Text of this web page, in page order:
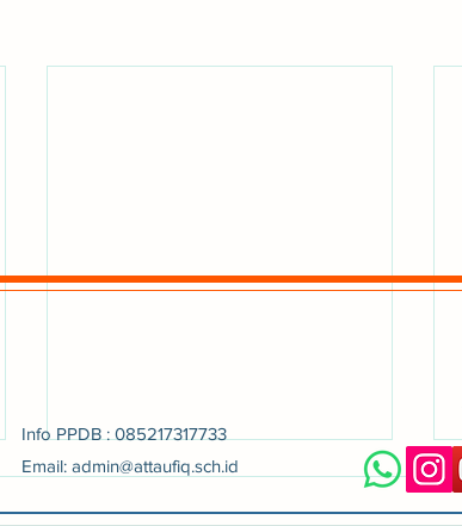
Info PPDB : 085217317733
Email: admin@attaufiq.sch.id